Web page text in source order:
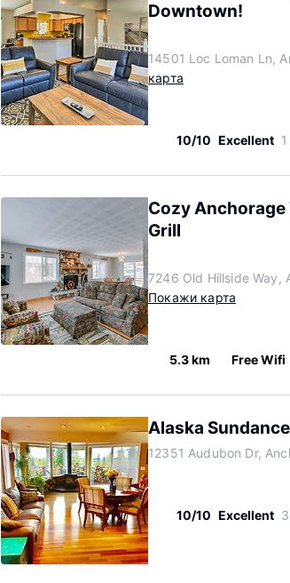
Downtown!
14501 Loc Loman Ln,
карта
10/10 Excellent
Cozy Anchorage
Grill
7246 Old Hillside Way,
Покажи карта
5.3 km Free Wifi
Alaska
12351 Audubon Dr,
10/10 Excellent